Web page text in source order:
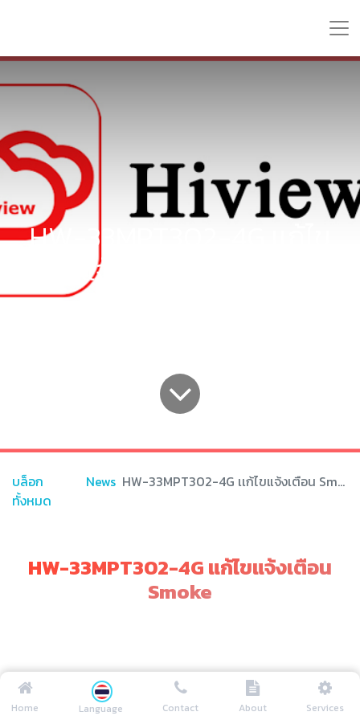
HW-33MPT302-4G เเก้ไข
แจ้งเตือน Smoke
บล็อก
ทั้งหมด
News HW-33MPT302-4G เเก้ไขแจ้งเตือน Smoke
HW-33MPT302-4G แก้ไขแจ้งเตือน
Smoke
เมื่อพบปัญหากล้อง HW-33MPT302-4G แจ้งเตือน Smoke ในเวอร์ชั่น
3.6.62 เเก้ไขอย่างไร
Home Language Contact About Services